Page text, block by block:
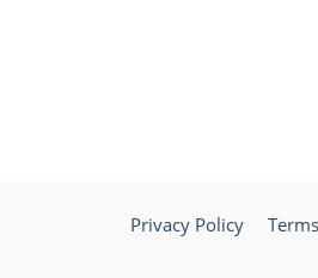
Privacy Policy Terms